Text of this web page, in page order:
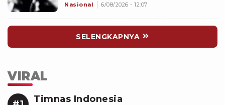
Nasional 6/08/2026 - 12:07
SELENGKAPNYA
VIRAL
Timnas Indonesia